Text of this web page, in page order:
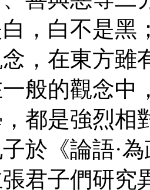
，白不是黑
，在東方雖
般的觀念中
都是強烈相
於《論語·
君子們研究